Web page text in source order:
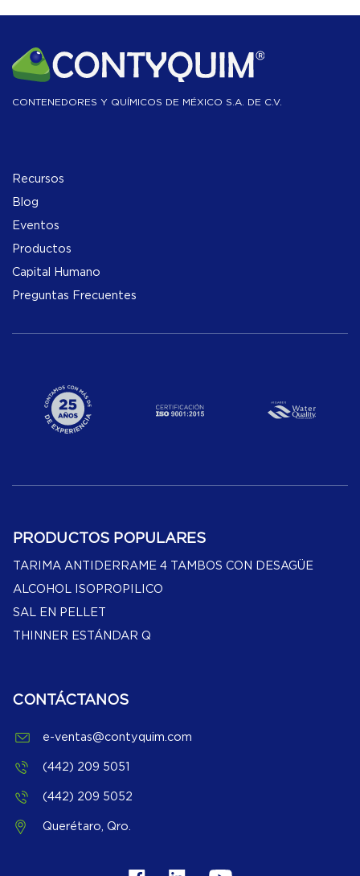
CONTENEDORES Y QUÍMICOS DE MÉXICO S.A. DE C.V.
Recursos
Blog
Eventos
Productos
Capital Humano
Preguntas Frecuentes
PRODUCTOS POPULARES
TARIMA ANTIDERRAME 4 TAMBOS CON DESAGÜE
ALCOHOL ISOPROPILICO
SAL EN PELLET
THINNER ESTÁNDAR Q
CONTÁCTANOS
e-ventas@contyquim.com
(442) 209 5051
(442) 209 5052
Querétaro, Qro.